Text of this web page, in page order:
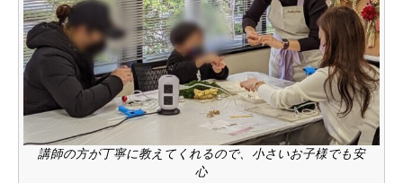
講師の方が丁寧に教えてくれるので、小さいお子様でも安
心